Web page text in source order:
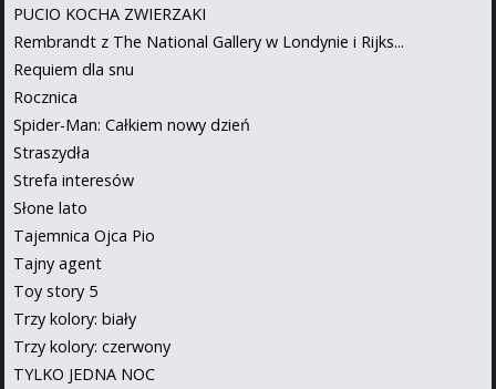
PUCIO KOCHA ZWIERZAKI
Rembrandt z The National Gallery w Londynie i Rijks...
Requiem dla snu
Rocznica
Spider-Man: Całkiem nowy dzień
Straszydła
Strefa interesów
Słone lato
Tajemnica Ojca Pio
Tajny agent
Toy story 5
Trzy kolory: biały
Trzy kolory: czerwony
TYLKO JEDNA NOC